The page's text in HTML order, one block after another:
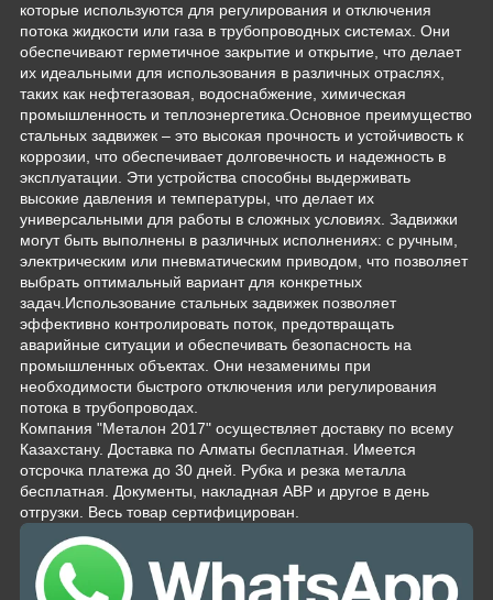
которые используются для регулирования и отключения
потока жидкости или газа в трубопроводных системах. Они
обеспечивают герметичное закрытие и открытие, что делает
их идеальными для использования в различных отраслях,
таких как нефтегазовая, водоснабжение, химическая
промышленность и теплоэнергетика.Основное преимущество
стальных задвижек – это высокая прочность и устойчивость к
коррозии, что обеспечивает долговечность и надежность в
эксплуатации. Эти устройства способны выдерживать
высокие давления и температуры, что делает их
универсальными для работы в сложных условиях. Задвижки
могут быть выполнены в различных исполнениях: с ручным,
электрическим или пневматическим приводом, что позволяет
выбрать оптимальный вариант для конкретных
задач.Использование стальных задвижек позволяет
эффективно контролировать поток, предотвращать
аварийные ситуации и обеспечивать безопасность на
промышленных объектах. Они незаменимы при
необходимости быстрого отключения или регулирования
потока в трубопроводах.
Компания "Металон 2017" осуществляет доставку по всему
Казахстану. Доставка по Алматы бесплатная. Имеется
отсрочка платежа до 30 дней. Рубка и резка металла
бесплатная. Документы, накладная АВР и другое в день
отгрузки. Весь товар сертифицирован.